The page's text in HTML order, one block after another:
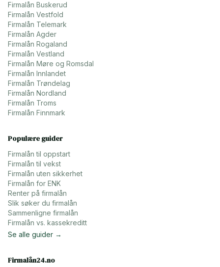
Firmalån Buskerud
Firmalån Vestfold
Firmalån Telemark
Firmalån Agder
Firmalån Rogaland
Firmalån Vestland
Firmalån Møre og Romsdal
Firmalån Innlandet
Firmalån Trøndelag
Firmalån Nordland
Firmalån Troms
Firmalån Finnmark
Populære guider
Firmalån til oppstart
Firmalån til vekst
Firmalån uten sikkerhet
Firmalån for ENK
Renter på firmalån
Slik søker du firmalån
Sammenligne firmalån
Firmalån vs. kassekreditt
Se alle guider →
Firmalån24.no